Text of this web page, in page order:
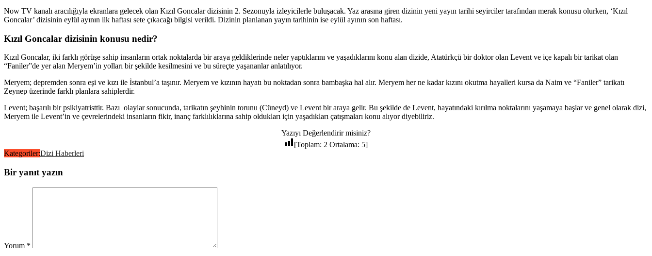
Now TV kanalı aracılığıyla ekranlara gelecek olan Kızıl Goncalar dizisinin 2. Sezonuyla izleyicilerle buluşacak. Yaz arasına giren dizinin yeni yayın tarihi seyirciler tarafından merak konusu olurken, ‘Kızıl
Goncalar’ dizisinin eylül ayının ilk haftası sete çıkacağı bilgisi verildi. Dizinin planlanan yayın tarihinin ise eylül ayının son haftası.
Kızıl Goncalar dizisinin konusu nedir?
Kızıl Goncalar, iki farklı görüşe sahip insanların ortak noktalarda bir araya geldiklerinde neler yaptıklarını ve yaşadıklarını konu alan dizide, Atatürkçü bir doktor olan Levent ve içe kapalı bir tarikat olan
“Faniler”de yer alan Meryem’in yolları bir şekilde kesilmesini ve bu süreçte yaşananlar anlatılıyor.
Meryem; depremden sonra eşi ve kızı ile İstanbul’a taşınır. Meryem ve kızının hayatı bu noktadan sonra bambaşka hal alır. Meryem her ne kadar kızını okutma hayalleri kursa da Naim ve “Faniler” tarikatı
Zeynep üzerinde farklı planlara sahiplerdir.
Levent; başarılı bir psikiyatristtir. Bazı olaylar sonucunda, tarikatın şeyhinin torunu (Cüneyd) ve Levent bir araya gelir. Bu şekilde de Levent, hayatındaki kırılma noktalarını yaşamaya başlar ve genel olarak dizi,
Meryem ile Levent’in ve çevrelerindeki insanların fikir, inanç farklılıklarına sahip oldukları için yaşadıkları çatışmaları konu alıyor diyebiliriz.
Yazıyı Değerlendirir misiniz?
[Toplam: 2 Ortalama: 5]
Kategoriler:Dizi Haberleri
Bir yanıt yazın
Yorum *